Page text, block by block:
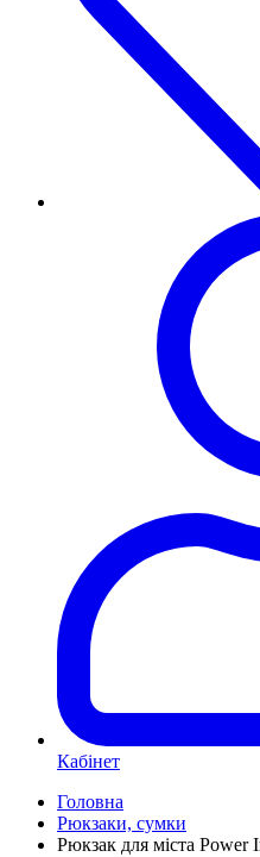
Кабінет
Головна
Рюкзаки, сумки
Рюкзак для міста Power